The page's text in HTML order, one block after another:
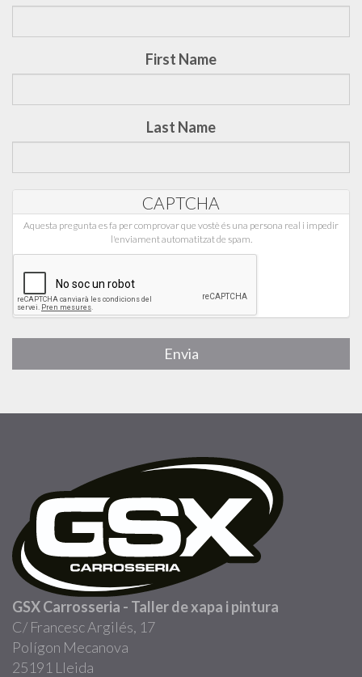
First Name
Last Name
CAPTCHA
Aquesta pregunta es fa per comprovar que vostè és una persona real i impedir
l'enviament automatitzat de spam.
Envia
GSX Carrosseria - Taller de xapa i pintura
C/ Francesc Argilés, 17
Polígon Mecanova
25191 Lleida